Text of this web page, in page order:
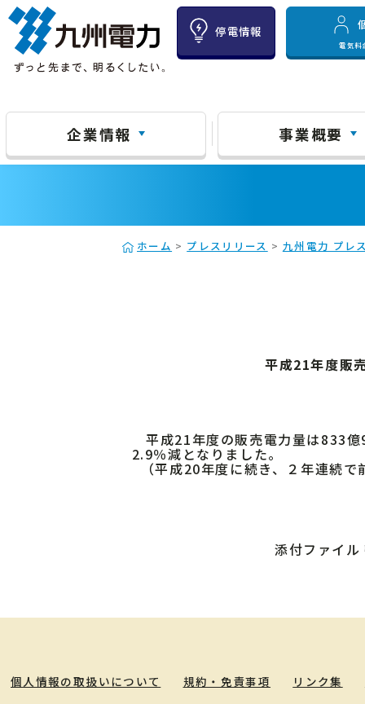
停電情報
電気料
企業情報 事業概要
ホーム > プレスリリース > 九州電力 プレ
平成21年度販
平成21年度の販売電力量は833
2.9％減となりました。
（平成20年度に続き、２年連続
添付ファイル
個人情報の取扱いについて 規約・免責事項 リンク集